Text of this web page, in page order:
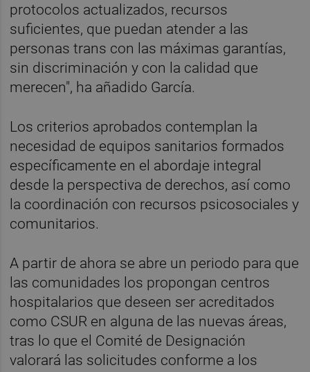
protocolos actualizados, recursos
suficientes, que puedan atender a las
personas trans con las máximas garantías,
sin discriminación y con la calidad que
merecen", ha añadido García.
Los criterios aprobados contemplan la
necesidad de equipos sanitarios formados
específicamente en el abordaje integral
desde la perspectiva de derechos, así como
la coordinación con recursos psicosociales y
comunitarios.
A partir de ahora se abre un periodo para que
las comunidades los propongan centros
hospitalarios que deseen ser acreditados
como CSUR en alguna de las nuevas áreas,
tras lo que el Comité de Designación
valorará las solicitudes conforme a los